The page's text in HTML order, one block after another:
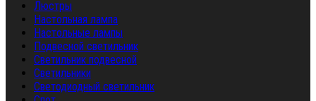
Люстры
Настольная лампа
Настольные лампы
Подвесной светильник
Светильник подвесной
Светильники
Светодиодный светильник